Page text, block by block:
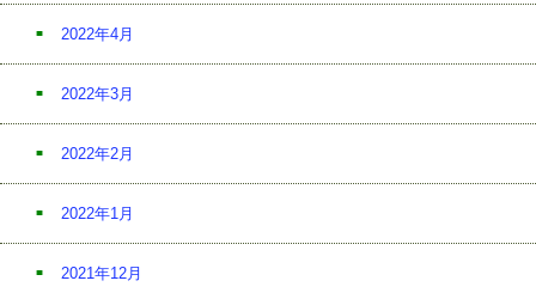
2022年4月
2022年3月
2022年2月
2022年1月
2021年12月